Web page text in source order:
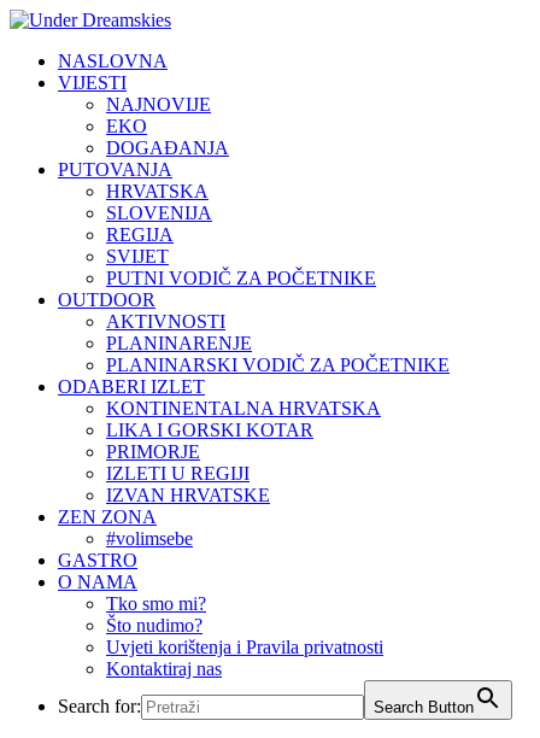
NASLOVNA
VIJESTI
NAJNOVIJE
EKO
DOGAĐANJA
PUTOVANJA
HRVATSKA
SLOVENIJA
REGIJA
SVIJET
PUTNI VODIČ ZA POČETNIKE
OUTDOOR
AKTIVNOSTI
PLANINARENJE
PLANINARSKI VODIČ ZA POČETNIKE
ODABERI IZLET
KONTINENTALNA HRVATSKA
LIKA I GORSKI KOTAR
PRIMORJE
IZLETI U REGIJI
IZVAN HRVATSKE
ZEN ZONA
#volimsebe
GASTRO
O NAMA
Tko smo mi?
Što nudimo?
Uvjeti korištenja i Pravila privatnosti
Kontaktiraj nas
Search for:
Search Button